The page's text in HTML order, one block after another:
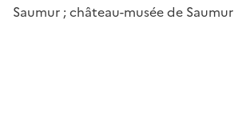
Saumur ; château-musée de Saumur